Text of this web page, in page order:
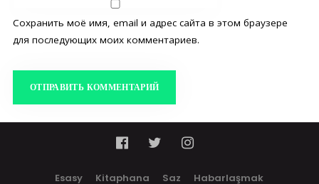
Сохранить моё имя, email и адрес сайта в этом браузере
для последующих моих комментариев.
Esasy Kitaphana Saz Habarlaşmak